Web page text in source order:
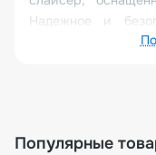
Надежное и
продуктов
кусочки,
Популярные